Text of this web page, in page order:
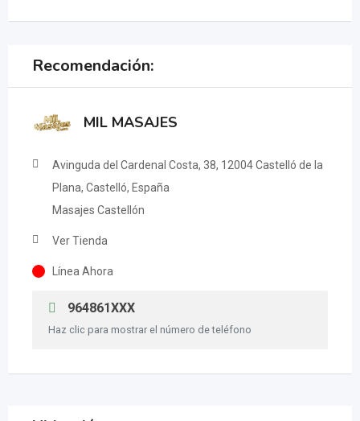
Recomendación:
MIL MASAJES
Avinguda del Cardenal Costa, 38, 12004 Castelló de la
Plana, Castelló, España
Masajes Castellón
Ver Tienda
Línea Ahora
964861XXX
Haz clic para mostrar el número de teléfono